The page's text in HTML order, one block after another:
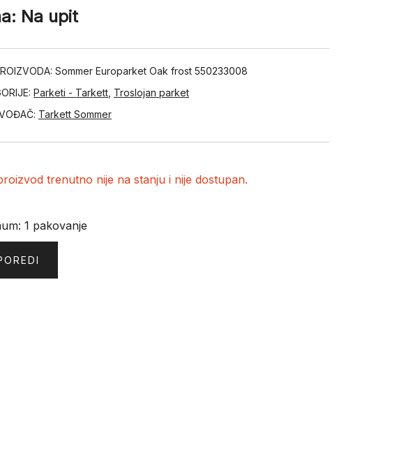
Na upit
Sommer Europarket Oak frost 550233008
Parketi - Tarkett Troslojan parket
Tarkett Sommer
trenutno nije na stanju i nije dostupan.
1 pakovanje